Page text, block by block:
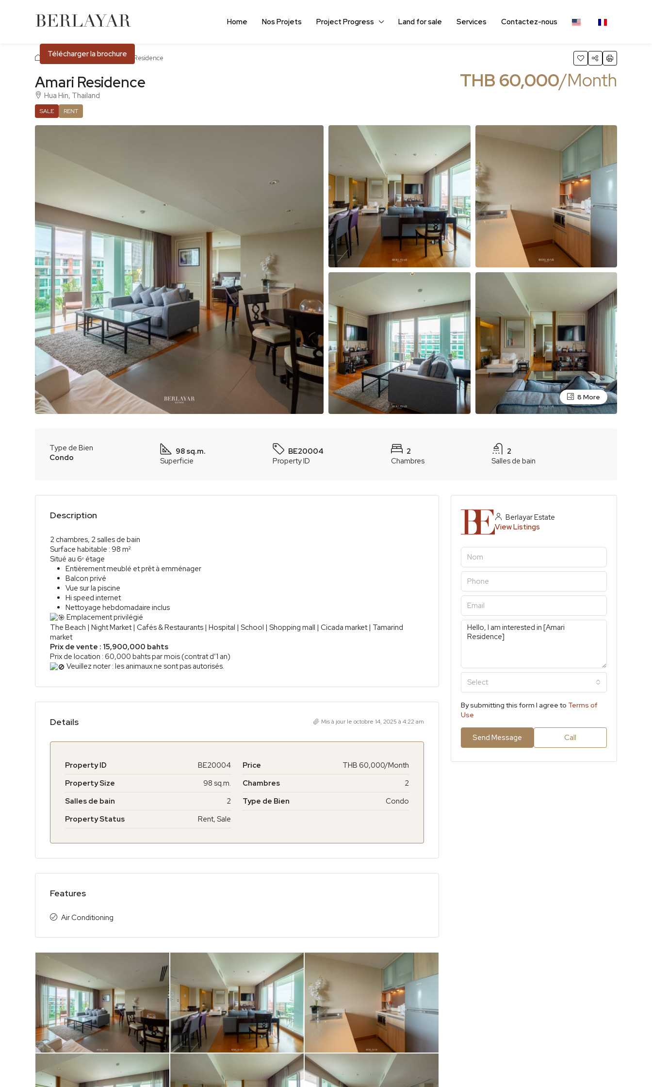
Home Nos Projets Project Progress Land for sale Services Contactez-nous
Télécharger la brochure
Accueil Hua Hin Amari Residence
Amari Residence
Hua Hin, Thailand
SALE RENT
THB 60,000/Month
8 More
Type de Bien
Condo
98 sq.m.
Superficie
BE20004
Property ID
2
Chambres
2
Salles de bain
Description
2 chambres, 2 salles de bain
Surface habitable : 98 m²
Situé au 6ᵉ étage
Entièrement meublé et prêt à emménager
Balcon privé
Vue sur la piscine
Hi speed internet
Nettoyage hebdomadaire inclus
Emplacement privilégié
The Beach | Night Market | Cafés & Restaurants | Hospital | School | Shopping mall | Cicada market | Tamarind
market
Prix de vente : 15,900,000 bahts
Prix de location : 60,000 bahts par mois (contrat d’1 an)
Veuillez noter : les animaux ne sont pas autorisés.
Details Mis à jour le octobre 14, 2025 à 4:22 am
Property ID BE20004 Price
THB 60,000/Month
Property Size
98 sq.m. Chambres
2
Salles de bain
2 Type de Bien
Condo
Property Status
Rent, Sale
Features
Air Conditioning
Berlayar Estate
View Listings
Select
By submitting this form I agree to Terms of
Use
Send Message Call